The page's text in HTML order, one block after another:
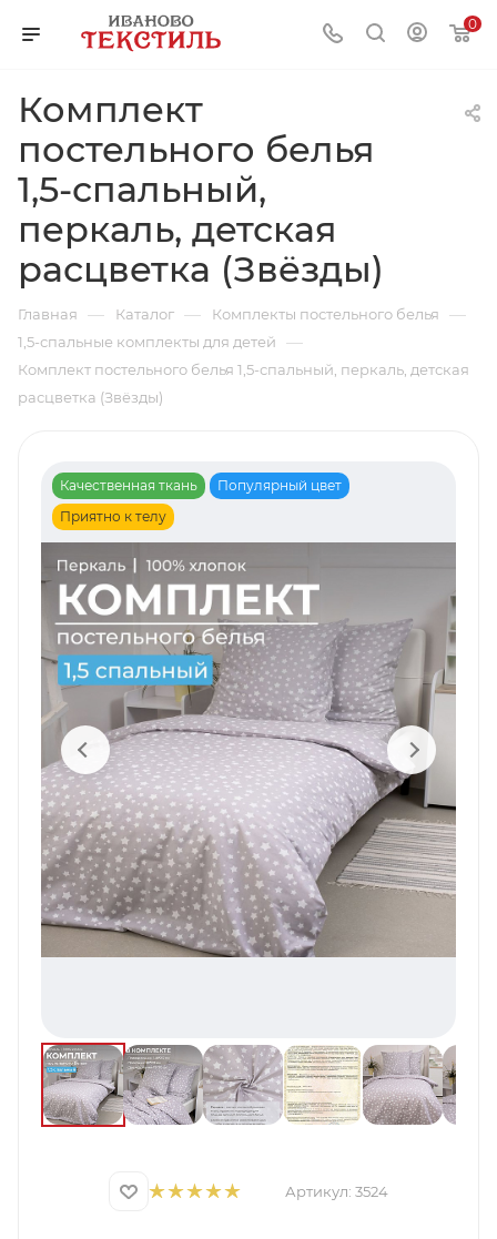
0
Комплект
постельного белья
1,5-спальный,
перкаль, детская
расцветка (Звёзды)
Главная — Каталог — Комплекты постельного белья —
1,5-спальные комплекты для детей —
Комплект постельного белья 1,5-спальный, перкаль, детская
расцветка (Звёзды)
Качественная ткань
Популярный цвет
Приятно к телу
Артикул: 3524